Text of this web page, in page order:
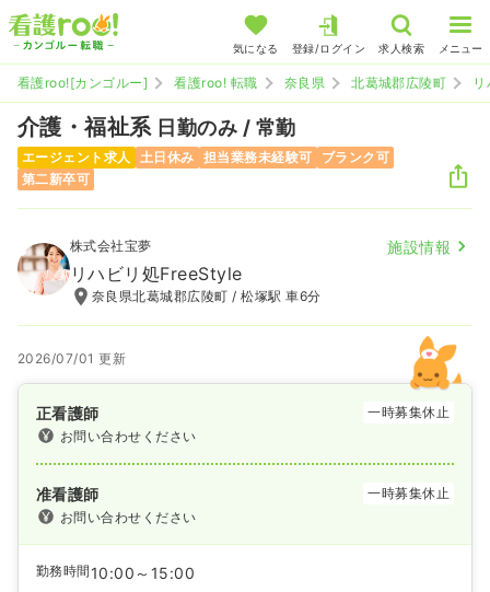
気になる 登録/ログイン 求人検索 メニュー
看護roo![カンゴルー] 看護roo! 転職 奈良県 北葛城郡広陵町
介護・福祉系 日勤のみ / 常勤
エージェント求人 土日休み 担当業務未経験可
ブランク可
第二新卒可
株式会社宝夢 施設情報
リハビリ処FreeStyle
奈良県北葛城郡広陵町 / 松塚駅 車6分
2026/07/01 更新
正看護師
一時募集休止
お問い合わせください
准看護師
一時募集休止
お問い合わせください
勤務時間 10:00～15:00